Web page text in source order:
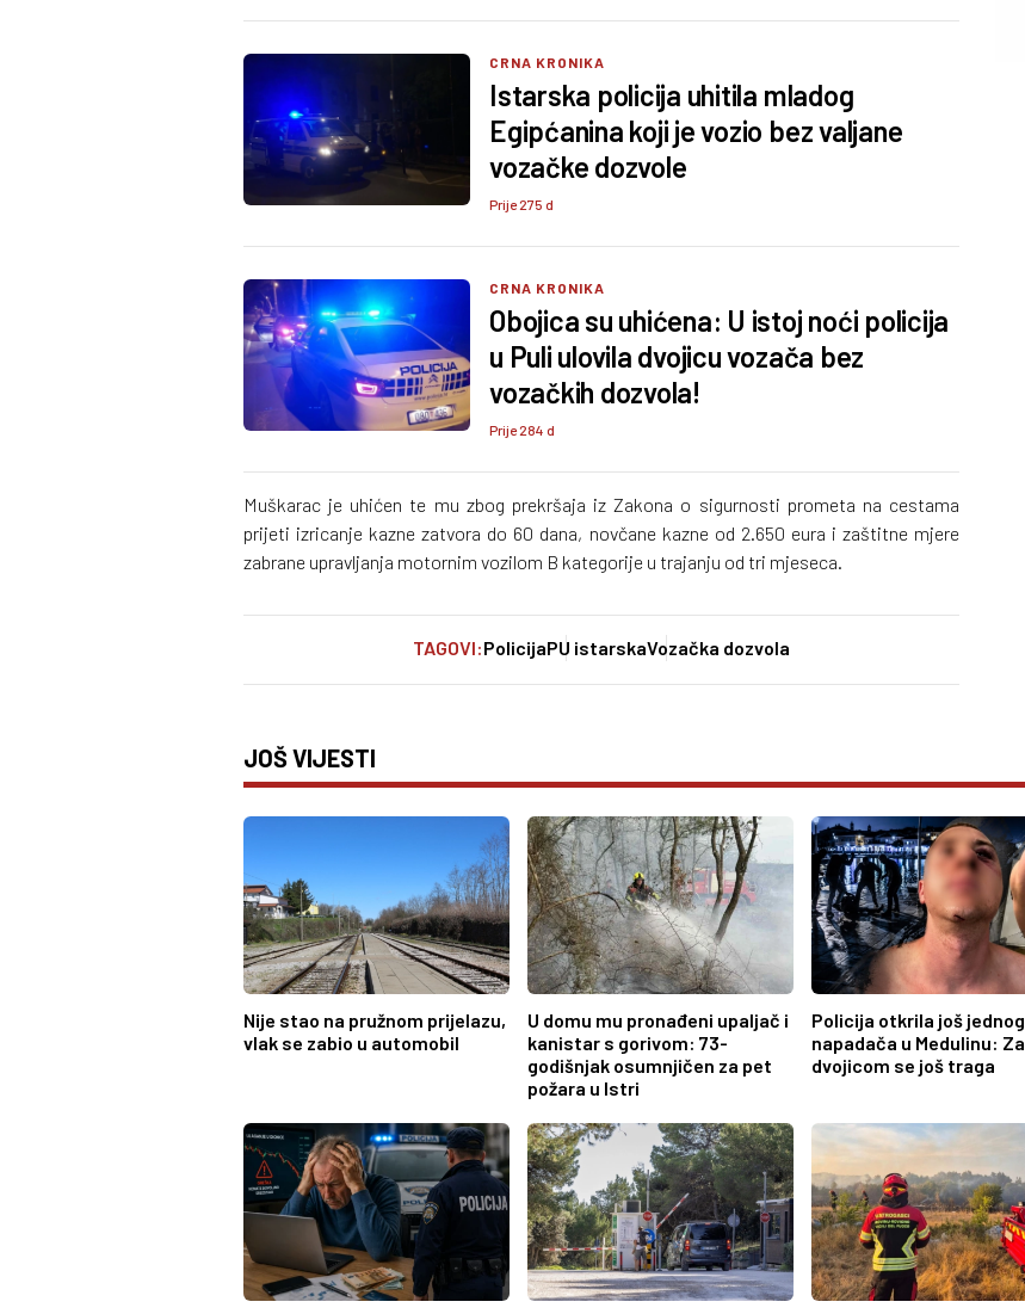
CRNA KRONIKA
Istarska policija uhitila mladog
Egipćanina koji je vozio bez valjane
vozačke dozvole
Prije 275 d
CRNA KRONIKA
Obojica su uhićena: U istoj noći policija
u Puli ulovila dvojicu vozača bez
vozačkih dozvola!
Prije 284 d
Muškarac je uhićen te mu zbog prekršaja iz Zakona o sigurnosti prometa na cestama
prijeti izricanje kazne zatvora do 60 dana, novčane kazne od 2.650 eura i zaštitne mjere
zabrane upravljanja motornim vozilom B kategorije u trajanju od tri mjeseca.
TAGOVI:PolicijaPU istarskaVozačka dozvola
JOŠ VIJESTI
Nije stao na pružnom prijelazu,
vlak se zabio u automobil
U domu mu pronađeni upaljač i
kanistar s gorivom: 73-
godišnjak osumnjičen za pet
požara u Istri
Policija otkrila još jednog
napadača u Medulinu: Za
dvojicom se još traga